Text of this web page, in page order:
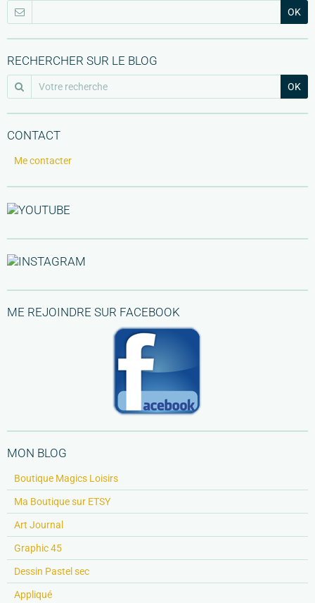
OK
RECHERCHER SUR LE BLOG
OK
CONTACT
Me contacter
ME REJOINDRE SUR FACEBOOK
MON BLOG
Boutique Magics Loisirs
Ma Boutique sur ETSY
Art Journal
Graphic 45
Dessin Pastel sec
Appliqué